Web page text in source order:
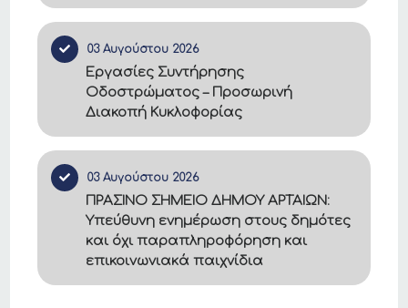
03 Αυγούστου 2026
Εργασίες Συντήρησης
Οδοστρώματος – Προσωρινή
Διακοπή Κυκλοφορίας
03 Αυγούστου 2026
ΠΡΑΣΙΝΟ ΣΗΜΕΙΟ ΔΗΜΟΥ ΑΡΤΑΙΩΝ:
Υπεύθυνη ενημέρωση στους δημότες
και όχι παραπληροφόρηση και
επικοινωνιακά παιχνίδια